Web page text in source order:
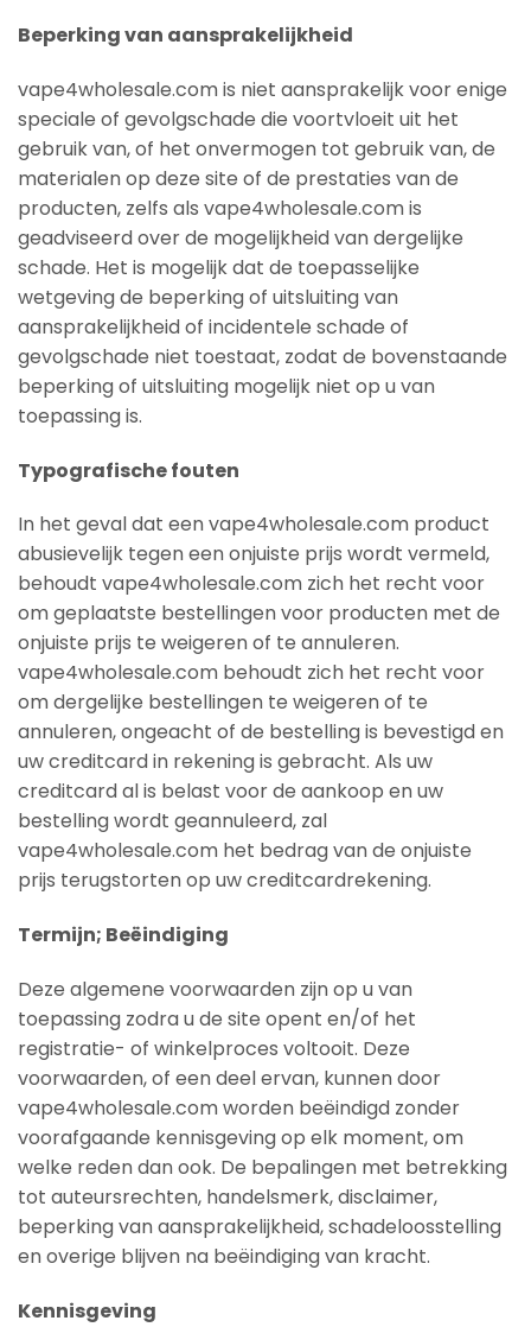
Beperking van aansprakelijkheid
vape4wholesale.com is niet aansprakelijk voor enige
speciale of gevolgschade die voortvloeit uit het
gebruik van, of het onvermogen tot gebruik van, de
materialen op deze site of de prestaties van de
producten, zelfs als vape4wholesale.com is
geadviseerd over de mogelijkheid van dergelijke
schade. Het is mogelijk dat de toepasselijke
wetgeving de beperking of uitsluiting van
aansprakelijkheid of incidentele schade of
gevolgschade niet toestaat, zodat de bovenstaande
beperking of uitsluiting mogelijk niet op u van
toepassing is.
Typografische fouten
In het geval dat een vape4wholesale.com product
abusievelijk tegen een onjuiste prijs wordt vermeld,
behoudt vape4wholesale.com zich het recht voor
om geplaatste bestellingen voor producten met de
onjuiste prijs te weigeren of te annuleren.
vape4wholesale.com behoudt zich het recht voor
om dergelijke bestellingen te weigeren of te
annuleren, ongeacht of de bestelling is bevestigd en
uw creditcard in rekening is gebracht. Als uw
creditcard al is belast voor de aankoop en uw
bestelling wordt geannuleerd, zal
vape4wholesale.com het bedrag van de onjuiste
prijs terugstorten op uw creditcardrekening.
Termijn; Beëindiging
Deze algemene voorwaarden zijn op u van
toepassing zodra u de site opent en/of het
registratie- of winkelproces voltooit. Deze
voorwaarden, of een deel ervan, kunnen door
vape4wholesale.com worden beëindigd zonder
voorafgaande kennisgeving op elk moment, om
welke reden dan ook. De bepalingen met betrekking
tot auteursrechten, handelsmerk, disclaimer,
beperking van aansprakelijkheid, schadeloosstelling
en overige blijven na beëindiging van kracht.
Kennisgeving